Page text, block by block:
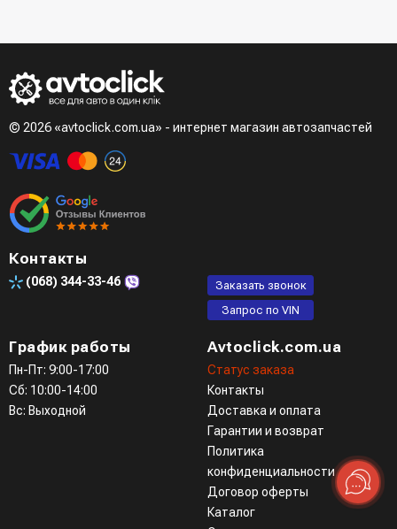
наберет менеджер для подтверждения и уточнения данных.
Третий вариант - сделать заказ по телефонном режиме
при разговоре с менеджером
Четвертый вариант - заказать через доступные
мессенджеры (viber, telegram)
- LiqPay при оформлении заказа через корзину
© 2026 «avtoclick.com.ua» - интернет магазин автозапчастей
Контакты
(068) 344-33-46
Заказать звонок
Запрос по VIN
График работы
Пн-Пт: 9:00-17:00
Сб: 10:00-14:00
Вс: Выходной
Avtoclick.com.ua
Статус заказа
Контакты
Доставка и оплата
Гарантии и возврат
Политика
конфиденциальности
Договор оферты
Каталог